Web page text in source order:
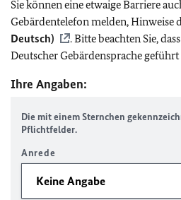
Sie können eine etwaige Barriere
Gebärdentelefon melden, Hinweise
Deutsch)
. Bitte beachten Sie,
Deutscher Gebärdensprache
Ihre Angaben:
Die mit einem Sternchen
Pflichtfelder.
Anrede